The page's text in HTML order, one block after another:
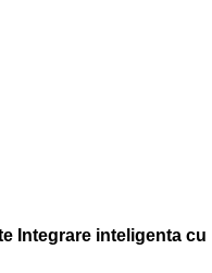
Integrare inteligenta cu